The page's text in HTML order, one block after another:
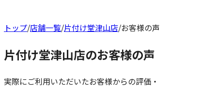
トップ/店舗一覧/片付け堂津山店/お客様の声
片付け堂津山店のお客様の声
実際にご利用いただいたお客様からの評価・